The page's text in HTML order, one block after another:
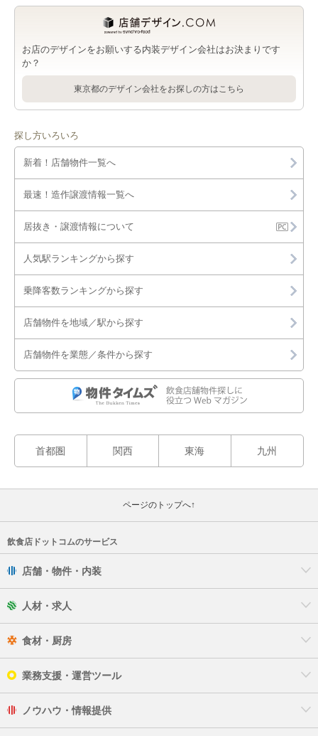
お店のデザインをお願いする内装デザイン会社はお決まりです
か？
東京都のデザイン会社をお探しの方はこちら
探し方いろいろ
新着！店舗物件一覧へ
最速！造作譲渡情報一覧へ
居抜き・譲渡情報について
人気駅ランキングから探す
乗降客数ランキングから探す
店舗物件を地域／駅から探す
店舗物件を業態／条件から探す
首都圏 関西 東海 九州
ページのトップへ↑
飲食店ドットコムのサービス
店舗・物件・内装
人材・求人
食材・厨房
業務支援・運営ツール
ノウハウ・情報提供